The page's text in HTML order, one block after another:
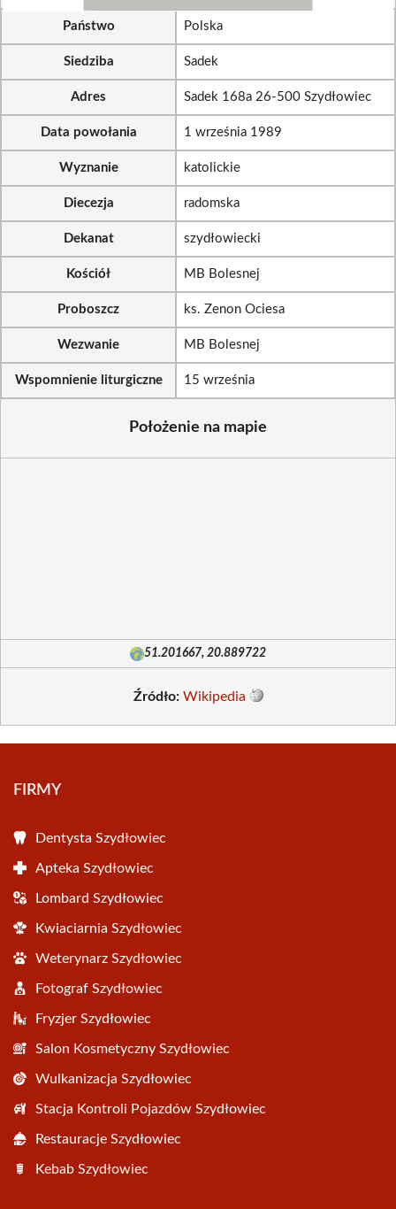
Państwo Polska
Siedziba Sadek
Adres Sadek 168a 26-500 Szydłowiec
Data powołania 1 września 1989
Wyznanie katolickie
Diecezja radomska
Dekanat szydłowiecki
Kościół MB Bolesnej
Proboszcz ks. Zenon Ociesa
Wezwanie MB Bolesnej
Wspomnienie liturgiczne 15 września
Położenie na mapie
51.201667, 20.889722
Źródło: Wikipedia
FIRMY
Dentysta Szydłowiec
Apteka Szydłowiec
Lombard Szydłowiec
Kwiaciarnia Szydłowiec
Weterynarz Szydłowiec
Fotograf Szydłowiec
Fryzjer Szydłowiec
Salon Kosmetyczny Szydłowiec
Wulkanizacja Szydłowiec
Stacja Kontroli Pojazdów Szydłowiec
Restauracje Szydłowiec
Kebab Szydłowiec